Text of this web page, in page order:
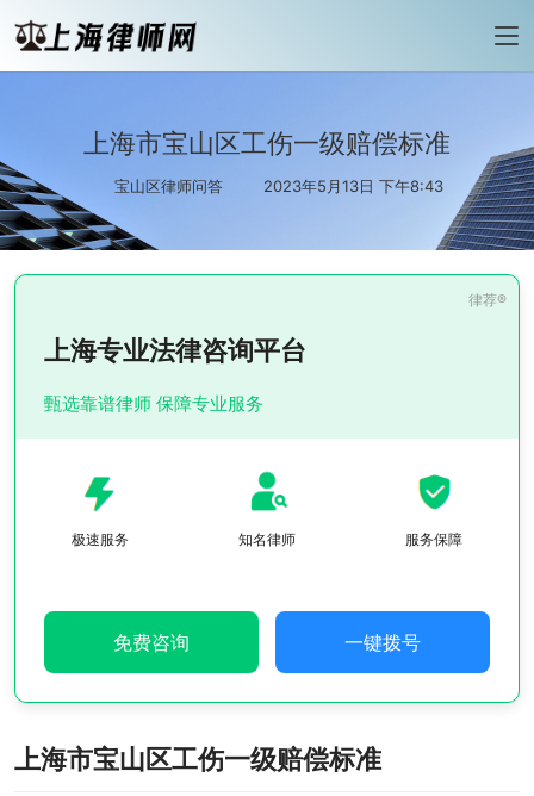
上海市宝山区工伤一级赔偿标准
宝山区律师问答 2023年5月13日 下午8:43
上海专业法律咨询平台
甄选靠谱律师 保障专业服务
极速服务 知名律师 服务保障
免费咨询 一键拨号
上海市宝山区工伤一级赔偿标准